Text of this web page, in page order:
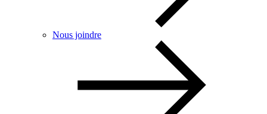
Nous joindre